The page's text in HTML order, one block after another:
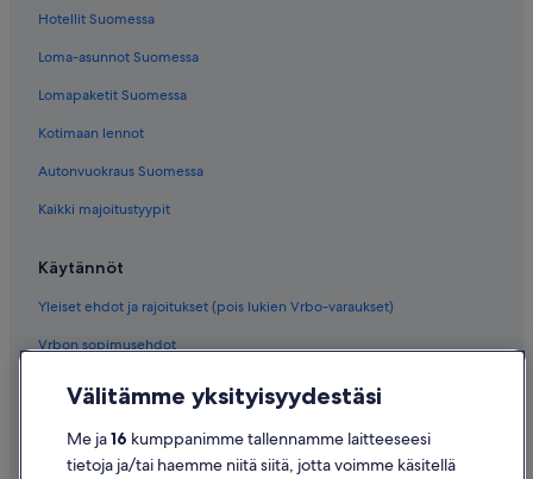
Hotellit Suomessa
Loma-asunnot Suomessa
Lomapaketit Suomessa
Kotimaan lennot
Autonvuokraus Suomessa
Kaikki majoitustyypit
Käytännöt
Yleiset ehdot ja rajoitukset (pois lukien Vrbo-varaukset)
Vrbon sopimusehdot
Evästeet
Välitämme yksityisyydestäsi
Me ja16 kumppanimme tallennamme laitteeseesi
tietoja ja/tai haemme niitä siitä, jotta voimme käsitellä